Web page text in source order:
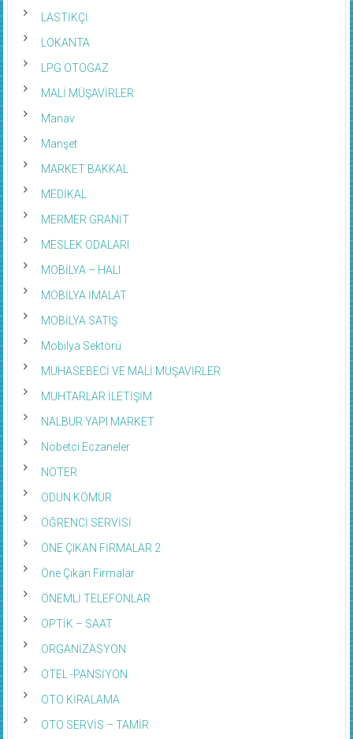
LASTİKÇİ
LOKANTA
LPG OTOGAZ
MALİ MÜŞAVİRLER
Manav
Manşet
MARKET BAKKAL
MEDİKAL
MERMER GRANİT
MESLEK ODALARI
MOBİLYA – HALI
MOBİLYA İMALAT
MOBİLYA SATIŞ
Mobilya Sektörü
MUHASEBECİ VE MALİ MÜŞAVİRLER
MUHTARLAR İLETİŞİM
NALBUR YAPI MARKET
Nöbetci Eczaneler
NOTER
ODUN KÖMÜR
ÖĞRENCİ SERVİSİ
ÖNE ÇIKAN FİRMALAR 2
Öne Çıkan Firmalar
ÖNEMLİ TELEFONLAR
OPTİK – SAAT
ORGANİZASYON
OTEL -PANSİYON
OTO KİRALAMA
OTO SERVİS – TAMİR